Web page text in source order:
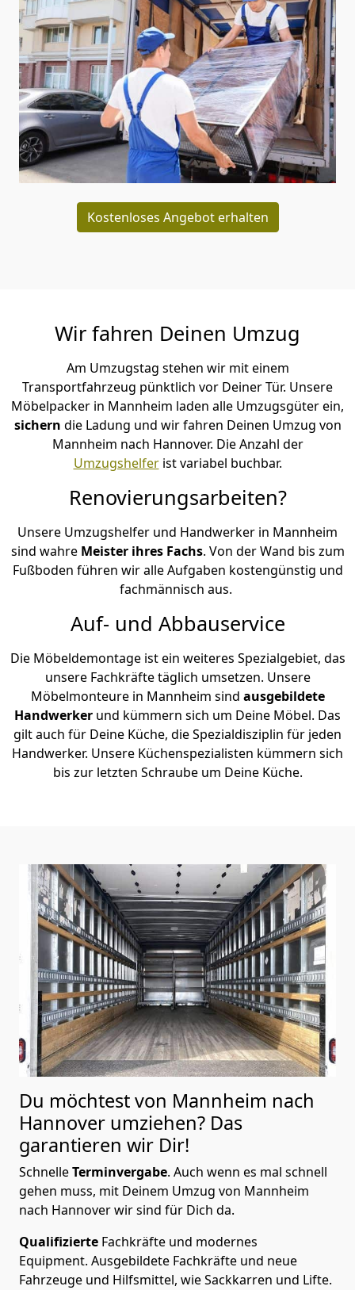
Kostenloses Angebot erhalten
Wir fahren Deinen Umzug
Am Umzugstag stehen wir mit einem
Transportfahrzeug pünktlich vor Deiner Tür. Unsere
Möbelpacker in Mannheim laden alle Umzugsgüter ein,
sichern die Ladung und wir fahren Deinen Umzug von
Mannheim nach Hannover. Die Anzahl der
Umzugshelferist variabel buchbar.
Renovierungsarbeiten?
Unsere Umzugshelfer und Handwerker in Mannheim
sind wahre Meister ihres Fachs. Von der Wand bis zum
Fußboden führen wir alle Aufgaben kostengünstig und
fachmännisch aus.
Auf- und Abbauservice
Die Möbeldemontage ist ein weiteres Spezialgebiet, das
unsere Fachkräfte täglich umsetzen. Unsere
Möbelmonteure in Mannheim sind ausgebildete
Handwerker und kümmern sich um Deine Möbel. Das
gilt auch für Deine Küche, die Spezialdisziplin für jeden
Handwerker. Unsere Küchenspezialisten kümmern sich
bis zur letzten Schraube um Deine Küche.
Du möchtest von Mannheim nach
Hannover umziehen? Das
garantieren wir Dir!
SchnelleTerminvergabe. Auch wenn es mal schnell
gehen muss, mit Deinem Umzug von Mannheim
nach Hannover wir sind für Dich da.
Qualifizierte Fachkräfte und modernes
Equipment. Ausgebildete Fachkräfte und neue
Fahrzeuge und Hilfsmittel, wie Sackkarren und Lifte.